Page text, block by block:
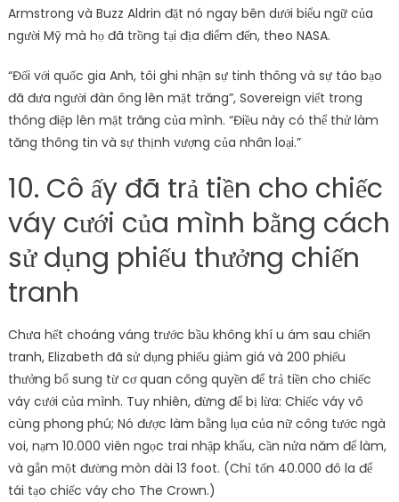
Armstrong và Buzz Aldrin đặt nó ngay bên dưới biểu ngữ của
người Mỹ mà họ đã trồng tại địa điểm đến, theo NASA.
“Đối với quốc gia Anh, tôi ghi nhận sự tinh thông và sự táo bạo
đã đưa người đàn ông lên mặt trăng”, Sovereign viết trong
thông điệp lên mặt trăng của mình. “Điều này có thể thử làm
tăng thông tin và sự thịnh vượng của nhân loại.”
10. Cô ấy đã trả tiền cho chiếc
váy cưới của mình bằng cách
sử dụng phiếu thưởng chiến
tranh
Chưa hết choáng váng trước bầu không khí u ám sau chiến
tranh, Elizabeth đã sử dụng phiếu giảm giá và 200 phiếu
thưởng bổ sung từ cơ quan công quyền để trả tiền cho chiếc
váy cưới của mình. Tuy nhiên, đừng để bị lừa: Chiếc váy vô
cùng phong phú; Nó được làm bằng lụa của nữ công tước ngà
voi, nạm 10.000 viên ngọc trai nhập khẩu, cần nửa năm để làm,
và gắn một đường mòn dài 13 foot. (Chỉ tốn 40.000 đô la để
tái tạo chiếc váy cho The Crown.)